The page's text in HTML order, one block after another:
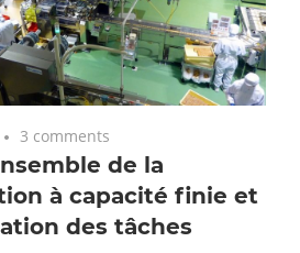
3 comments
de la
à capacité finie et
des tâches